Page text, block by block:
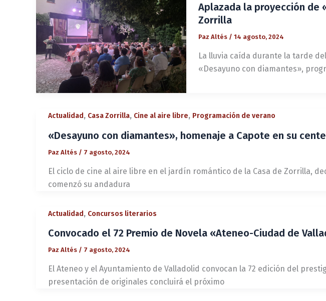
Aplazada la proyección de
Zorrilla
Paz Altés / 14 agosto, 2024
La lluvia caída durante la tarde
«Desayuno con diamantes»,
Actualidad, Casa Zorrilla, Cine al aire libre, Programación de verano
«Desayuno con diamantes», homenaje a Capote en su
Paz Altés / 7 agosto, 2024
El ciclo de cine al aire libre en el jardín romántico de la Casa de Zorrilla,
comenzó su andadura
Actualidad, Concursos literarios
Convocado el 72 Premio de Novela «Ateneo-Ciudad de
Paz Altés / 7 agosto, 2024
El Ateneo y el Ayuntamiento de Valladolid convocan la 72 edición del
presentación de originales concluirá el próximo